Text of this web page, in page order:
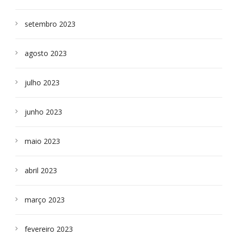
setembro 2023
agosto 2023
julho 2023
junho 2023
maio 2023
abril 2023
março 2023
fevereiro 2023